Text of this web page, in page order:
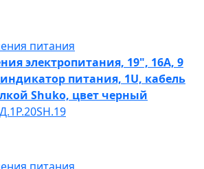
электропитания, 19", 16А, 9
питания, 1U, кабель
Shuko, цвет черный